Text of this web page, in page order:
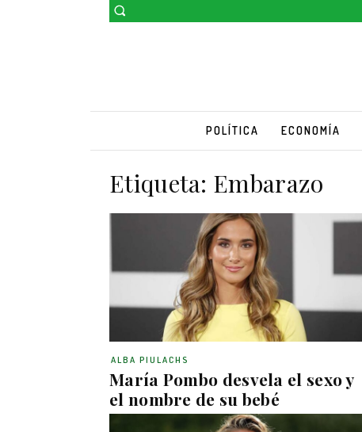
POLÍTICA ECONOMÍA
Etiqueta: Embarazo
María Pombo desvela el sexo y
el nombre de su bebé
ALBA PIULACHS